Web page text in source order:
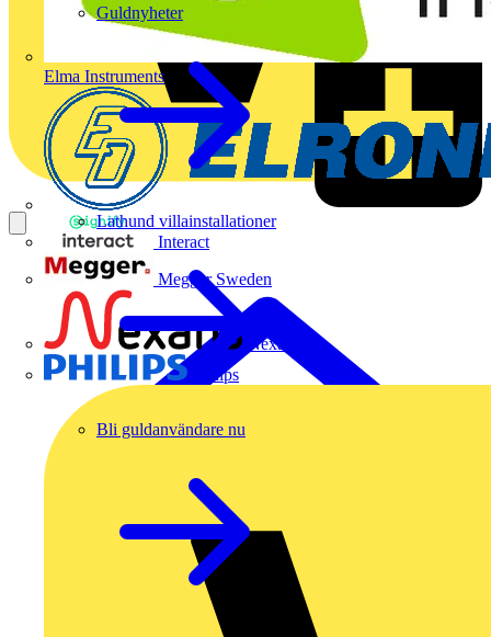
Elma Instruments
Interact
Megger Sweden
Nexans
Philips
Guldnyheter
Lathund villainstallationer
Bli guldanvändare nu